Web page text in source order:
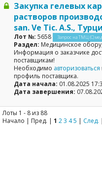
Лоты 1 - 8 из 88
Начало | Пред. | 1 23 45 | След.
Закупка гелевых
растворов
san. Ve Tic. A.S.,
Лот №: 5658 Запрос на ТМЦ (С)
Раздел: Медицинское
Информация о заказчике
поставщикам!
Необходимо авторизоваться
профиль поставщика.
Дата начала: 01.08.2025
Дата завершения: